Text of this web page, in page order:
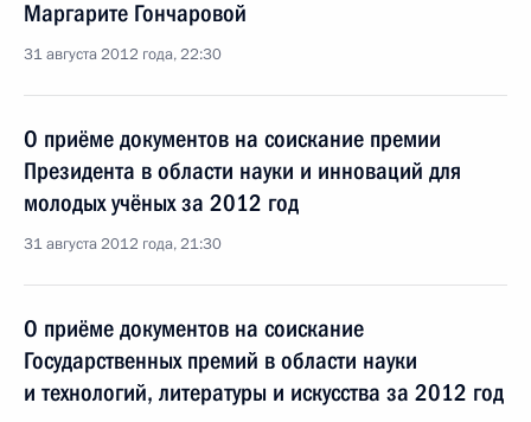
Маргарите Гончаровой
31 августа 2012 года, 22:30
О приёме документов на соискание премии
Президента в области науки и инноваций для
молодых учёных за 2012 год
31 августа 2012 года, 21:30
О приёме документов на соискание
Государственных премий в области науки
и технологий, литературы и искусства за 2012 год